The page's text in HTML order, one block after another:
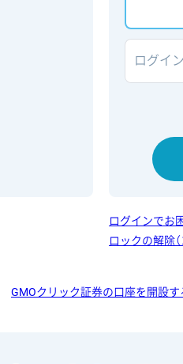
ログイ
ログインでお
ロックの解除
GMOクリック証券の口座を開設す